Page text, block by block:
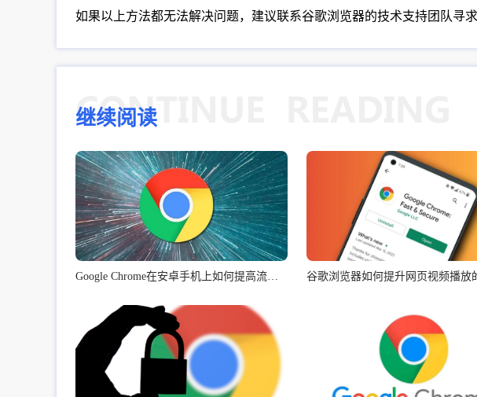
如果以上方法都无法解决问题，建议联系谷歌浏览器的技术支持团队寻求
继续阅读
Google Chrome在安卓手机上如何提高流畅度